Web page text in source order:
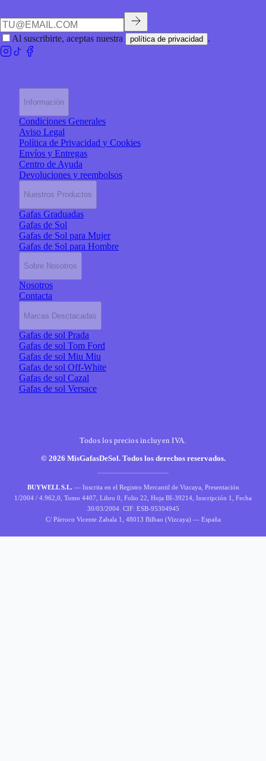
Al suscribirte, aceptas nuestra política de privacidad .
Información
Condiciones Generales
Aviso Legal
Política de Privacidad y Cookies
Envíos y Entregas
Centro de Ayuda
Devoluciones y reembolsos
Nuestros Productos
Gafas Graduadas
Gafas de Sol
Gafas de Sol para Mujer
Gafas de Sol para Hombre
Sobre Nosotros
Nosotros
Contacta
Marcas Desctacadas
Gafas de sol Prada
Gafas de sol Tom Ford
Gafas de sol Miu Miu
Gafas de sol Off-White
Gafas de sol Cazal
Gafas de sol Versace
Todos los precios incluyen IVA.
© 2026 MisGafasDeSol. Todos los derechos reservados.
BUYWELL S.L. — Inscrita en el Registro Mercantil de Vizcaya, Presentación
1/2004 / 4.962,0, Tomo 4407, Libro 0, Folio 22, Hoja BI-39214, Inscripción 1, Fecha
30/03/2004. CIF: ESB-95304945
C/ Párroco Vicente Zabala 1, 48013 Bilbao (Vizcaya) — España